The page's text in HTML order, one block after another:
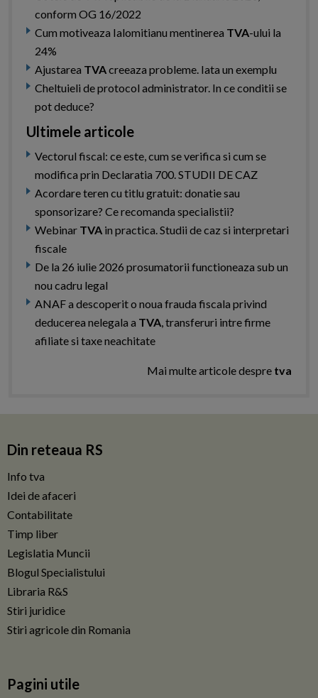
conform OG 16/2022
Cum motiveaza Ialomitianu mentinerea TVA-ului la
24%
Ajustarea TVAcreeaza probleme. Iata un exemplu
Cheltuieli de protocol administrator. In ce conditii se
pot deduce?
Ultimele articole
Vectorul fiscal: ce este, cum se verifica si cum se
modifica prin Declaratia 700. STUDII DE CAZ
Acordare teren cu titlu gratuit: donatie sau
sponsorizare? Ce recomanda specialistii?
Webinar TVA in practica. Studii de caz si interpretari
fiscale
De la 26 iulie 2026 prosumatorii functioneaza sub un
nou cadru legal
ANAF a descoperit o noua frauda fiscala privind
deducerea nelegala a TVA, transferuri intre firme
afiliate si taxe neachitate
Mai multe articole despre tva
Din reteaua RS
Info tva
Idei de afaceri
Contabilitate
Timp liber
Legislatia Muncii
Blogul Specialistului
Libraria R&S
Stiri juridice
Stiri agricole din Romania
Pagini utile